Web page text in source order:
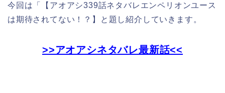
今回は「【アオアシ339話ネタバレエンペリオンユース
は期待されてない！？】と題し紹介していきます。
>>アオアシネタバレ最新話<<